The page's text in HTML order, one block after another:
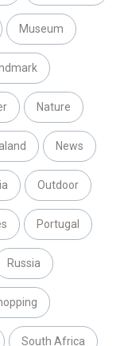
Museum
Nature
News
Outdoor
Portugal
Russia
South Africa